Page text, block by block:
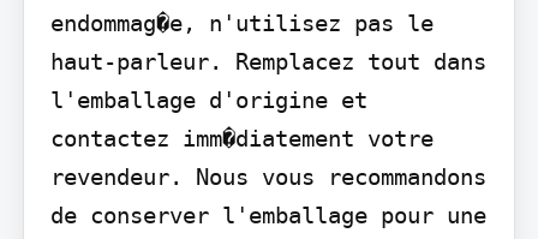
endommag�e, n'utilisez pas le
haut-parleur. Remplacez tout dans
l'emballage d'origine et
contactez imm�diatement votre
revendeur. Nous vous recommandons
de conserver l'emballage pour une